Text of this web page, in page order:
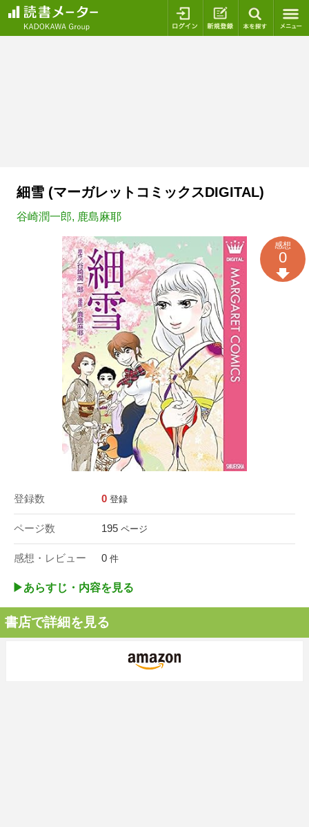
ログイン 新規登録
細雪 (マーガレットコミックスDIGITAL)
谷崎潤一郎, 鹿島麻耶
登録数 0 登録
ページ数 195 ページ
感想・レビュー 0 件
感想
0
▶︎あらすじ・内容を見る
書店で詳細を見る